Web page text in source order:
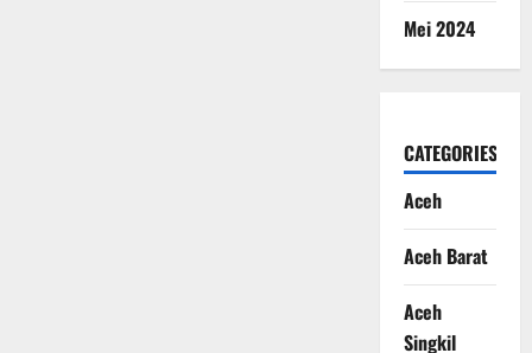
Mei 2024
CATEGORIES
Aceh
Aceh Barat
Aceh
Singkil